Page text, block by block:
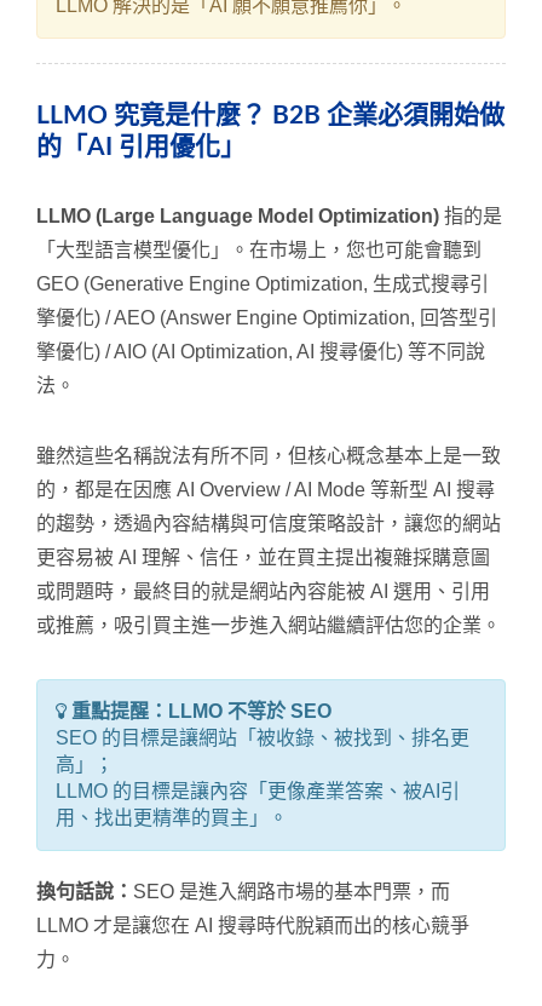
LLMO 解決的是「AI 願不願意推薦你」。
LLMO 究竟是什麼？ B2B 企業必須開始做
的「AI 引用優化」
LLMO (Large Language Model Optimization) 指的是
「大型語言模型優化」。在市場上，您也可能會聽到
GEO (Generative Engine Optimization, 生成式搜尋引
擎優化) / AEO (Answer Engine Optimization, 回答型引
擎優化) / AIO (AI Optimization, AI 搜尋優化) 等不同說
法。
雖然這些名稱說法有所不同，但核心概念基本上是一致
的，都是在因應 AI Overview / AI Mode 等新型 AI 搜尋
的趨勢，透過內容結構與可信度策略設計，讓您的網站
更容易被 AI 理解、信任，並在買主提出複雜採購意圖
或問題時，最終目的就是網站內容能被 AI 選用、引用
或推薦，吸引買主進一步進入網站繼續評估您的企業。
重點提醒：LLMO 不等於 SEO
SEO 的目標是讓網站「被收錄、被找到、排名更
高」；
LLMO 的目標是讓內容「更像產業答案、被AI引
用、找出更精準的買主」。
換句話說： SEO 是進入網路市場的基本門票，而
LLMO 才是讓您在 AI 搜尋時代脫穎而出的核心競爭
力。